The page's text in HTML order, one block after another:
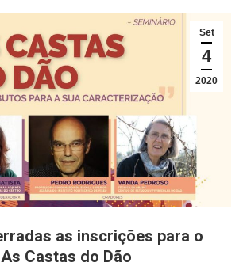
Set
4
2020
as inscrições para o
Castas do Dão